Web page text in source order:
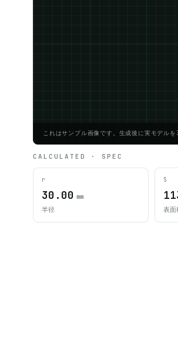
これはサンプル画像です。生成後に実モデル
CALCULATED · SPEC
r
30.00 mm
半径
S
表面